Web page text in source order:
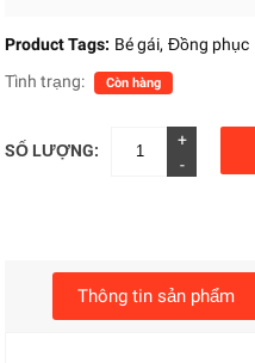
Product Tags: Bé gái Đồng phục
Tình trạng:
Còn hàng
SỐ LƯỢNG:
+
-
Thông tin sản phẩm